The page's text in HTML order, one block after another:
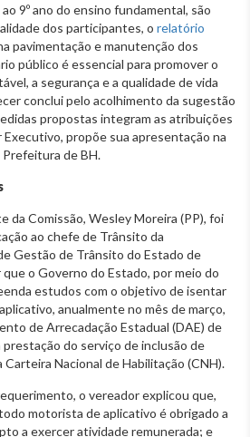
9º ano do ensino fundamental, são
dos participantes, o relatório
pavimentação e manutenção dos
público é essencial para promover o
a segurança e a qualidade de vida
conclui pelo acolhimento da sugestão
propostas integram as atribuições
propõe sua apresentação na
Prefeitura de BH.
da Comissão, Wesley Moreira (PP), foi
ao chefe de Trânsito da
Gestão de Trânsito do Estado de
o Governo do Estado, por meio do
estudos com o objetivo de isentar
anualmente no mês de março,
de Arrecadação Estadual (DAE) de
prestação do serviço de inclusão de
Nacional de Habilitação (CNH).
o vereador explicou que,
motorista de aplicativo é obrigado a
a exercer atividade remunerada; e